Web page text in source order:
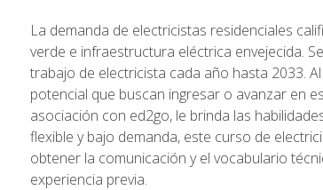
La demanda de electricistas residenciales
verde e infraestructura eléctrica envejecida.
trabajo de electricista cada año hasta 2033.
potencial que buscan ingresar o avanzar en
asociación con ed2go, le brinda las
flexible y bajo demanda, este curso de
obtener la comunicación y el vocabulario
experiencia previa.